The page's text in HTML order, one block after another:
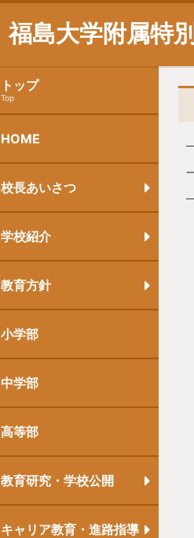
福島大学附属特
トップ
Top
HOME
校長あいさつ
学校紹介
教育方針
小学部
中学部
高等部
教育研究・学校公開
キャリア教育・進路指導